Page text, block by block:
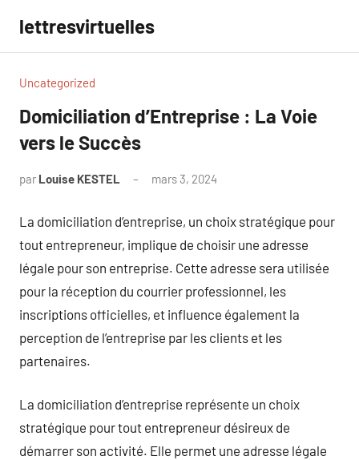
contenu
lettresvirtuelles
Uncategorized
Domiciliation d’Entreprise : La Voie
vers le Succès
par Louise KESTEL mars 3, 2024
La domiciliation d’entreprise, un choix stratégique pour
tout entrepreneur, implique de choisir une adresse
légale pour son entreprise. Cette adresse sera utilisée
pour la réception du courrier professionnel, les
inscriptions officielles, et influence également la
perception de l’entreprise par les clients et les
partenaires.
La domiciliation d’entreprise représente un choix
stratégique pour tout entrepreneur désireux de
démarrer son activité. Elle permet une adresse légale